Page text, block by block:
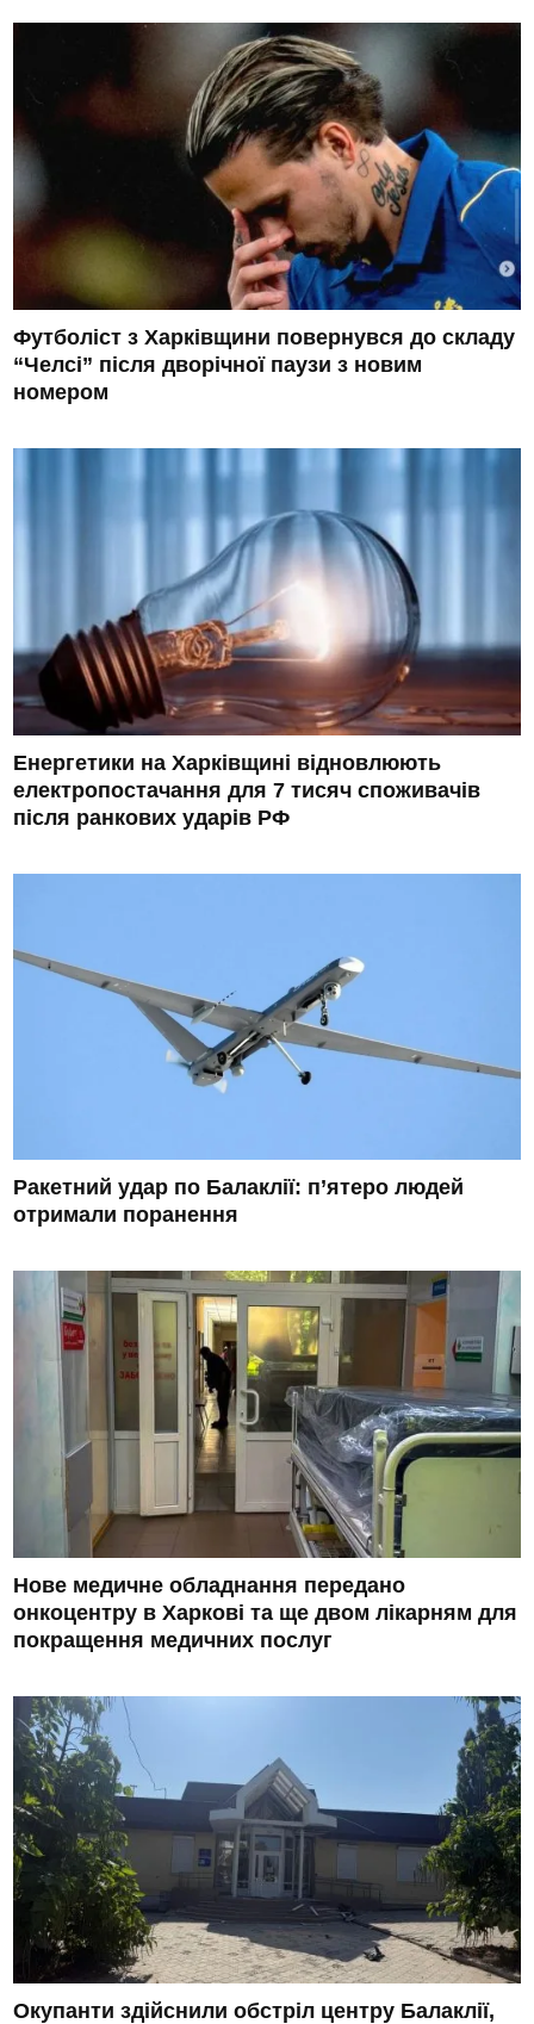
Футболіст з Харківщини повернувся до складу
“Челсі” після дворічної паузи з новим
номером
Енергетики на Харківщині відновлюють
електропостачання для 7 тисяч споживачів
після ранкових ударів РФ
Ракетний удар по Балаклії: п’ятеро людей
отримали поранення
Нове медичне обладнання передано
онкоцентру в Харкові та ще двом лікарням для
покращення медичних послуг
Окупанти здійснили обстріл центру Балаклії,